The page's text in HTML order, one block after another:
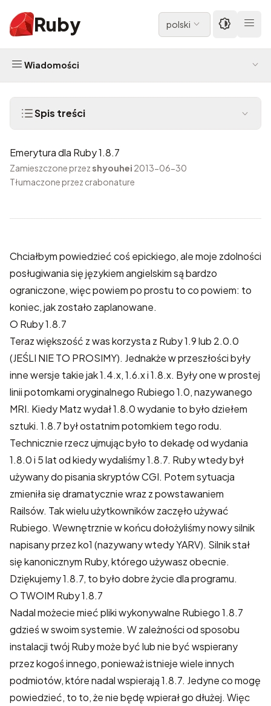
Ruby polski
Wiadomości
Spis treści
Emerytura dla Ruby 1.8.7
Zamieszczone przez shyouhei 2013-06-30
Tłumaczone przez crabonature
Chciałbym powiedzieć coś epickiego, ale moje zdolności
posługiwania się językiem angielskim są bardzo
ograniczone, więc powiem po prostu to co powiem: to
koniec, jakzostało zaplanowane.
O Ruby 1.8.7
Teraz większość z was korzysta z Ruby 1.9 lub 2.0.0
(JEŚLI NIE TO PROSIMY). Jednakże w przeszłości były
inne wersje takie jak 1.4.x, 1.6.x i 1.8.x. Były one w prostej
linii potomkami oryginalnego Rubiego 1.0, nazywanego
MRI. Kiedy Matz wydał 1.8.0 wydanie to było dziełem
sztuki. 1.8.7 był ostatnim potomkiem tego rodu.
Technicznie rzecz ujmując było to dekadę od wydania
1.8.0 i 5 lat od kiedy wydaliśmy 1.8.7. Ruby wtedy był
używany do pisania skryptów CGI. Potem sytuacja
zmieniła się dramatycznie wraz z powstawaniem
Railsów. Tak wielu użytkowników zaczęło używać
Rubiego. Wewnętrznie w końcu dołożyliśmy nowy silnik
napisany przez ko1 (nazywany wtedy YARV). Silnik stał
się kanonicznym Ruby, którego używasz obecnie.
Dziękujemy 1.8.7, to było dobre życie dla programu.
O TWOIM Ruby 1.8.7
Nadal możecie mieć pliki wykonywalne Rubiego 1.8.7
gdzieś w swoim systemie. W zależności od sposobu
instalacji twój Ruby może być lub nie być wspierany
przez kogoś innego, ponieważ istnieje wiele innych
podmiotów, które nadal wspierają 1.8.7. Jedyne co mogę
powiedzieć, to to, że nie będę wpierał go dłużej. Więc